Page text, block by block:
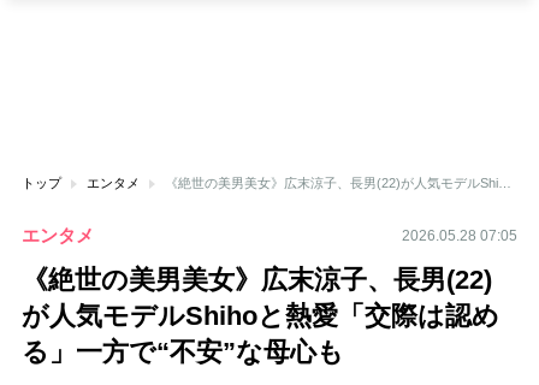
トップ エンタメ 《絶世の美男美女》広末涼子、長男(22)が人気モデルShihoと熱愛「交際は認める」一方で“不安”な母心も
エンタメ 2026.05.28 07:05
《絶世の美男美女》広末涼子、長男(22)
が人気モデルShihoと熱愛「交際は認め
る」一方で“不安”な母心も